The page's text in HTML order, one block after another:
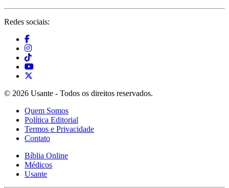
Redes sociais:
© 2026 Usante - Todos os direitos reservados.
Quem Somos
Política Editorial
Termos e Privacidade
Contato
Bíblia Online
Médicos
Usante